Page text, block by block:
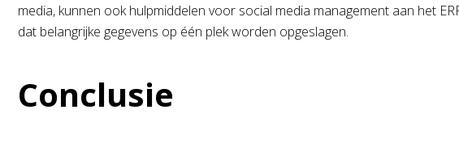
media, kunnen ook hulpmiddelen voor social media management aan het
dat belangrijke gegevens op één plek worden opgeslagen.
Conclusie